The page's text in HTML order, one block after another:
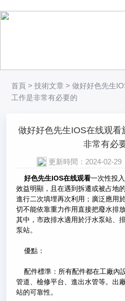
首頁 >技術文章 > 做好好色先生
工作是非常有必要的
做好好色先生IOS在线观看
非常有必
更新時間：2024-02-29
好色先生IOS在线观看一次性投
效益明顯，且在遇到拆遷或被占地
進行二次填埋再次利用；廣泛應用
切不能依靠重力作用直接把廢水排
其中，市政排水適用於汙水泵站、
泵站。
優點：
配件標準：所有配件都在工廠內
管道、檢修平台、進出水管等。出
站的可靠性。